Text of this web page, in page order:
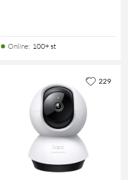
Online: 100+ st
229